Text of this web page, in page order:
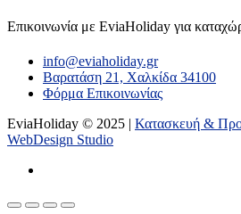
Επικοινωνία με ΕviaHoliday για
info@eviaholiday.gr
Βαρατάση 21, Χαλκίδα 34100
Φόρμα Επικοινωνίας
EviaHoliday © 2025 | Κατασκευή &
WebDesign Studio